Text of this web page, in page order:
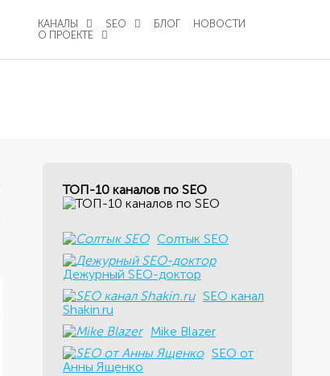
КАНАЛЫ SEO БЛОГ
НОВОСТИ
О ПРОЕКТЕ
ТОП-10 каналов по SEO
Солтык SEO
Дежурный SEO-доктор
SEO канал
Shakin.ru
Mike Blazer
SEO от
Анны Ященко